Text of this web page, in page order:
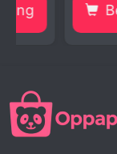
Beli